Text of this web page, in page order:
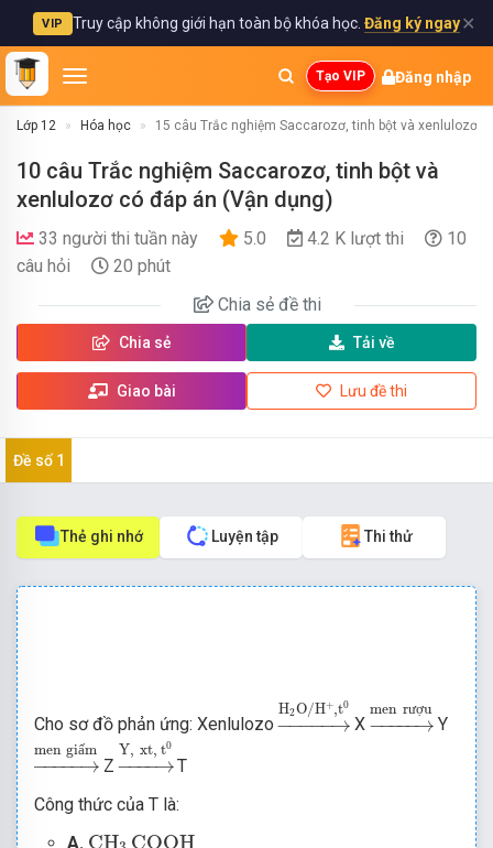
VIP Truy cập không giới hạn toàn bộ khóa học. Đăng ký ngay✕
Tạo VIP Đăng nhập
Lớp 12 Hóa học 15 câu Trắc nghiệm Saccarozơ, tinh bột và xenlulozơ
10 câu Trắc nghiệm Saccarozơ, tinh bột và
xenlulozơ có đáp án (Vận dụng)
33 người thi tuần này 5.0 4.2 K lượt thi
10
câu hỏi
20 phút
Chia sẻ đề thi
Chia sẻ
Giao bài
Tải về
Lưu đề thi
Đề số 1
Thẻ ghi nhớ Luyện tập Thi thử
Cho sơ đồ phản ứng: Xenlulozo
H2O/H+,t0
−−−−−→
→H2O/
X
men rượu
−−−−−→
men rượu
Y
men giấm
−−−−−→
men giấm
Z
Y, xt, t0
−−−−→
→ Y, xt , t
T
Công thức của T là:
A. CH COOH
CH3 COOH